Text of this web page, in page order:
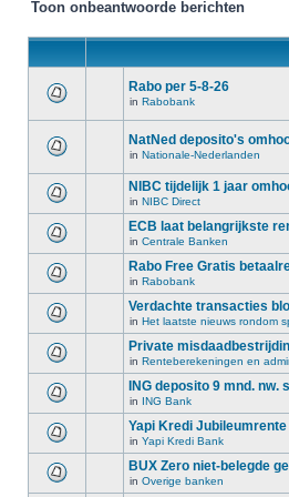
Toon onbeantwoorde berichten
Rabo per 5-8-26
in Rabobank
NatNed deposito's
in Nationale-Nederlanden
NIBC tijdelijk 1 jaar
in NIBC Direct
ECB laat belangrijkste
in Centrale Banken
Rabo Free Gratis
in Rabobank
Verdachte transacties
in Het laatste nieuws rondom
Private
in Renteberekeningen en
ING deposito 9 mnd. nw.
in ING Bank
Yapi Kredi
in Yapi Kredi Bank
BUX Zero niet-belegde
in Overige banken